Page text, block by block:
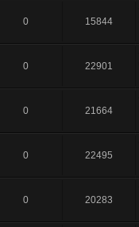
0 15844
0 22901
0 21664
0 22495
0 20283